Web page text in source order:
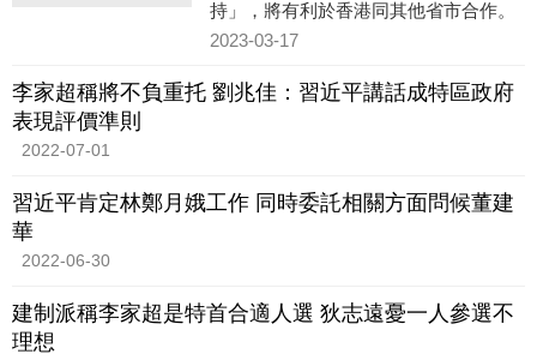
持」，將有利於香港同其他省市合作。
2023-03-17
李家超稱將不負重托 劉兆佳：習近平講話成特區政府
表現評價準則
2022-07-01
習近平肯定林鄭月娥工作 同時委託相關方面問候董建
華
2022-06-30
建制派稱李家超是特首合適人選 狄志遠憂一人參選不
理想